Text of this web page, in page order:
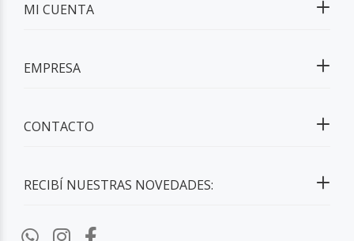
RECIBÍ NUESTRAS NOVEDADES:
MI CUENTA
EMPRESA
CONTACTO